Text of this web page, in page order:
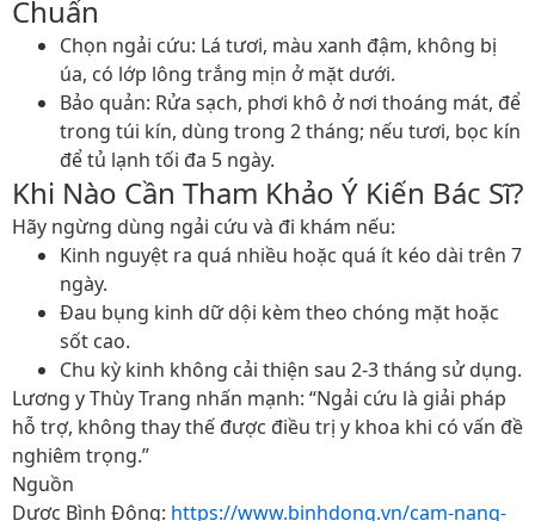
Chuẩn
Chọn ngải cứu: Lá tươi, màu xanh đậm, không bị
úa, có lớp lông trắng mịn ở mặt dưới.
Bảo quản: Rửa sạch, phơi khô ở nơi thoáng mát, để
trong túi kín, dùng trong 2 tháng; nếu tươi, bọc kín
để tủ lạnh tối đa 5 ngày.
Khi Nào Cần Tham Khảo Ý Kiến Bác Sĩ?
Hãy ngừng dùng ngải cứu và đi khám nếu:
Kinh nguyệt ra quá nhiều hoặc quá ít kéo dài trên 7
ngày.
Đau bụng kinh dữ dội kèm theo chóng mặt hoặc
sốt cao.
Chu kỳ kinh không cải thiện sau 2-3 tháng sử dụng.
Lương y Thùy Trang nhấn mạnh: “Ngải cứu là giải pháp
hỗ trợ, không thay thế được điều trị y khoa khi có vấn đề
nghiêm trọng.”
Nguồn
Dược Bình Đông: https://www.binhdong.vn/cam-nang-